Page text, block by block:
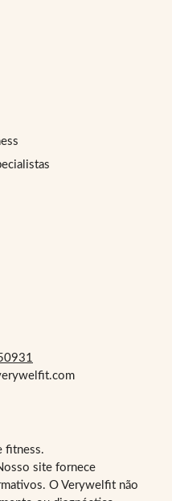
fitness.
site fornece
O Verywelfit não